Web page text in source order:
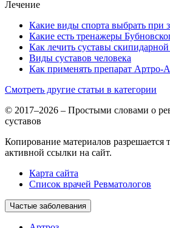
Лечение
Какие виды спорта выбрать при
Какие есть тренажеры
Как лечить суставы
Виды суставов человека
Как применять препарат Артро-
Смотреть другие статьи в категории
© 2017–2026 – Простыми словами о
суставов
Копирование материалов разрешается
активной ссылки на сайт.
Карта сайта
Список врачей Ревматологов
Частые заболевания